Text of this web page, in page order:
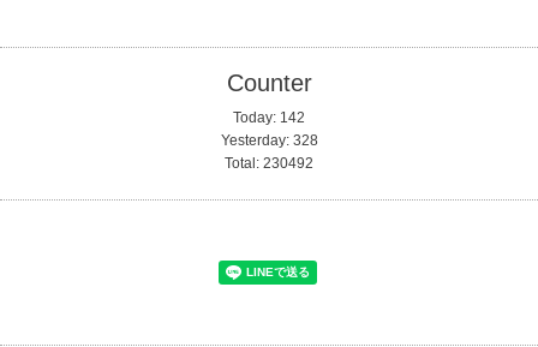
Counter
Today: 142
Yesterday: 328
Total: 230492